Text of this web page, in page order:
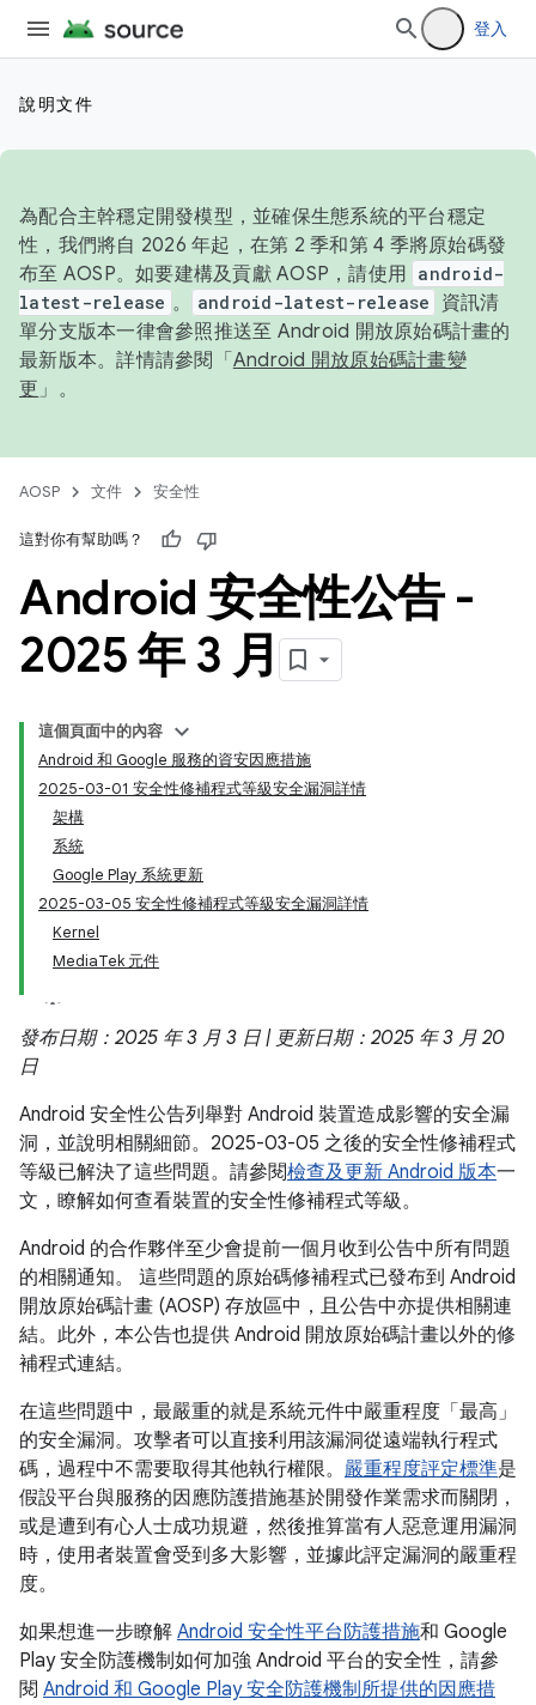
登入
說明文件
為配合主幹穩定開發模型，並確保生態系統的平台穩定
性，我們將自 2026 年起，在第 2 季和第 4 季將原始碼發
布至 AOSP。如要建構及貢獻 AOSP，請使用 android-
latest-release 。 android-latest-release
資訊清
單分支版本一律會參照推送至 Android 開放原始碼計畫的
最新版本。詳情請參閱「 Android 開放原始碼計畫變
更 」。
AOSP 文件 安全性
這對你有幫助嗎？
Android 安全性公告 -
2025 年 3 月
這個頁面中的內容
Android 和 Google 服務的資安因應措施
2025-03-01 安全性修補程式等級安全漏洞詳情
架構
系統
Google Play 系統更新
2025-03-05 安全性修補程式等級安全漏洞詳情
Kernel
MediaTek 元件
發布日期：2025 年 3 月 3 日 | 更新日期：2025 年 3 月 20
日
Android 安全性公告列舉對 Android 裝置造成影響的安全漏
洞，並說明相關細節。2025-03-05 之後的安全性修補程式
等級已解決了這些問題。請參閱檢查及更新 Android 版本一
文，瞭解如何查看裝置的安全性修補程式等級。
Android 的合作夥伴至少會提前一個月收到公告中所有問題
的相關通知。 這些問題的原始碼修補程式已發布到 Android
開放原始碼計畫 (AOSP) 存放區中，且公告中亦提供相關連
結。此外，本公告也提供 Android 開放原始碼計畫以外的修
補程式連結。
在這些問題中，最嚴重的就是系統元件中嚴重程度「最高」
的安全漏洞。攻擊者可以直接利用該漏洞從遠端執行程式
碼，過程中不需要取得其他執行權限。 嚴重程度評定標準是
假設平台與服務的因應防護措施基於開發作業需求而關閉，
或是遭到有心人士成功規避，然後推算當有人惡意運用漏洞
時，使用者裝置會受到多大影響，並據此評定漏洞的嚴重程
度。
如果想進一步瞭解 Android 安全性平台防護措施和 Google
Play 安全防護機制如何加強 Android 平台的安全性，請參
閱 Android 和 Google Play 安全防護機制所提供的因應措